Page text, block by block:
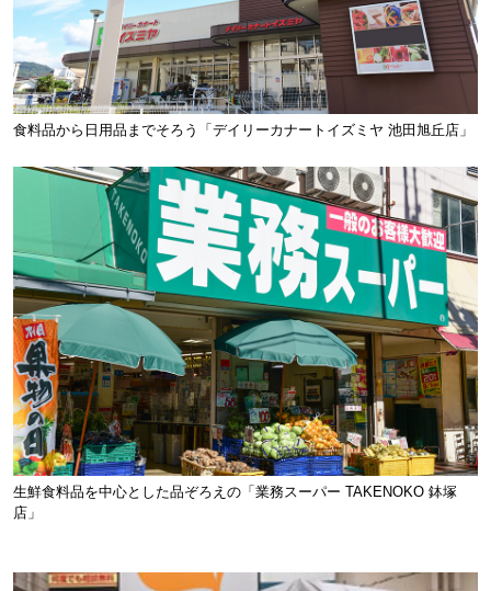
食料品から日用品までそろう「デイリーカナートイズミヤ 池田旭丘店」
生鮮食料品を中心とした品ぞろえの「業務スーパー TAKENOKO 鉢塚
店」